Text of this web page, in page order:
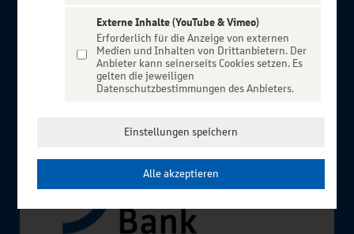
Service für alle Kunden der BBBank. Auf unserem einzigartigen
Portal finden Sie Tickets für atemberaubende Konzerte,
Musicals und Shows, die Fußball-Bundesliga sowie die
Champions League und die Europa League.
In Zusammenarbeit mit
Externe Inhalte (YouTube & Vimeo)
Erforderlich für die Anzeige von externen
Medien und Inhalten von Drittanbietern. Der
Anbieter kann seinerseits Cookies setzen. Es
gelten die jeweiligen
Datenschutzbestimmungen des Anbieters.
Einstellungen speichern
Alle akzeptieren